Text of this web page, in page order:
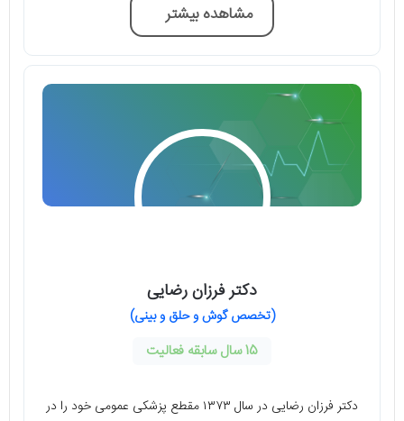
مشاهده بیشتر
دکتر فرزان رضایی
(تخصص گوش و حلق و بینی)
15 سال سابقه فعالیت
دکتر فرزان رضایی در سال ۱۳۷۳ مقطع پزشکی عمومی خود را در